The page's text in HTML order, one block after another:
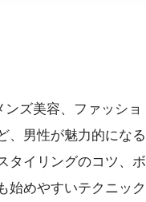
ズ美容、ファッショ
、男性が魅力的になる
タイリングのコツ、ボ
始めやすいテクニック